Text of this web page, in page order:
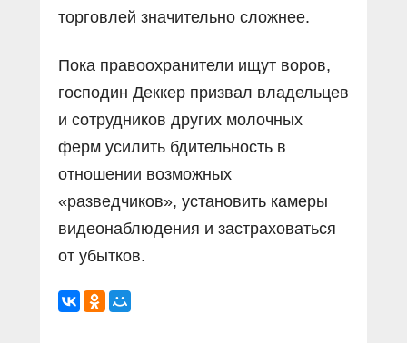
торговлей значительно сложнее.
Пока правоохранители ищут воров,
господин Деккер призвал владельцев
и сотрудников других молочных
ферм усилить бдительность в
отношении возможных
«разведчиков», установить камеры
видеонаблюдения и застраховаться
от убытков.